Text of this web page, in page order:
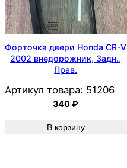
Форточка двери Honda CR-V
2002 внедорожник, Задн.,
Прав.
Артикул товара: 51206
340₽
В корзину